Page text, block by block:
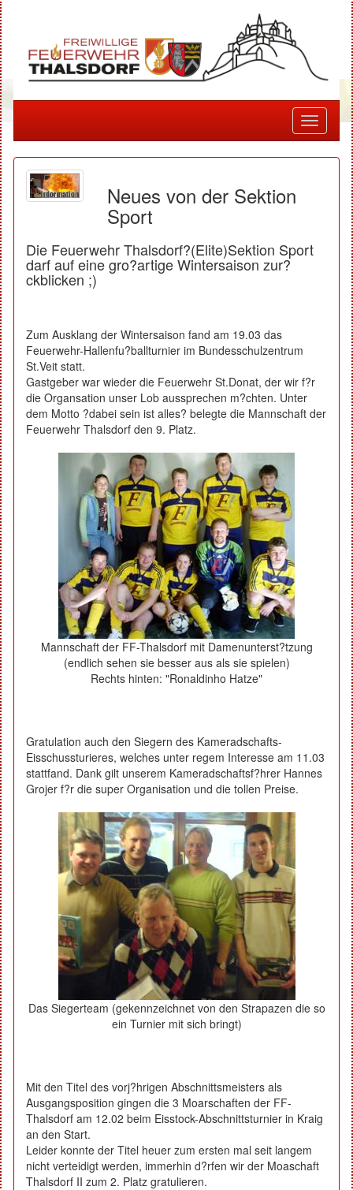
Toggle
Neues von der Sektion
Sport
Die Feuerwehr Thalsdorf?(Elite)Sektion Sport
darf auf eine gro?artige Wintersaison zur?
ckblicken ;)
Zum Ausklang der Wintersaison fand am 19.03 das
Feuerwehr-Hallenfu?ballturnier im Bundesschulzentrum
St.Veit statt.
Gastgeber war wieder die Feuerwehr St.Donat, der wir f?r
die Organsation unser Lob aussprechen m?chten. Unter
dem Motto ?dabei sein ist alles? belegte die Mannschaft der
Feuerwehr Thalsdorf den 9. Platz.
Mannschaft der FF-Thalsdorf mit Damenunterst?tzung
(endlich sehen sie besser aus als sie spielen)
Rechts hinten: "Ronaldinho Hatze"
Gratulation auch den Siegern des Kameradschafts-
Eisschussturieres, welches unter regem Interesse am 11.03
stattfand. Dank gilt unserem Kameradschaftsf?hrer Hannes
Grojer f?r die super Organisation und die tollen Preise.
Das Siegerteam (gekennzeichnet von den Strapazen die so
ein Turnier mit sich bringt)
Mit den Titel des vorj?hrigen Abschnittsmeisters als
Ausgangsposition gingen die 3 Moarschaften der FF-
Thalsdorf am 12.02 beim Eisstock-Abschnittsturnier in Kraig
an den Start.
Leider konnte der Titel heuer zum ersten mal seit langem
nicht verteidigt werden, immerhin d?rfen wir der Moaschaft
Thalsdorf II zum 2. Platz gratulieren.